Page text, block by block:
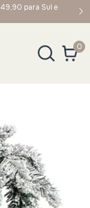
para Sul e
0